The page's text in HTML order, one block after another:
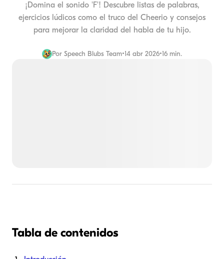
¡Domina el sonido 'F'! Descubre listas de palabras,
ejercicios lúdicos como el truco del Cheerio y consejos
para mejorar la claridad del habla de tu hijo.
Por Speech Blubs Team•14 abr 2026•16 min.
Tabla de contenidos